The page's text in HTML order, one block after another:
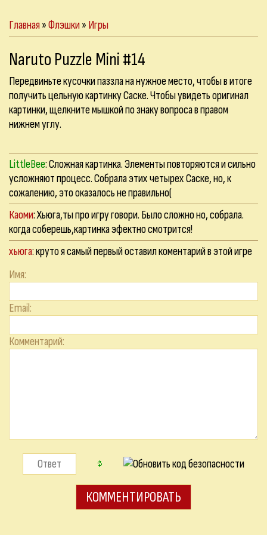
Главная»Флэшки» Игры
Naruto Puzzle Mini #14
Передвиньте кусочки паззла на нужное место, чтобы в итоге
получить цельную картинку Саске. Чтобы увидеть оригинал
картинки, щелкните мышкой по знаку вопроса в правом
нижнем углу.
LittleBee: Сложная картинка. Элементы повторяются и сильно
усложняют процесс. Собрала этих четырех Саске, но, к
сожалению, это оказалось не правильно(
Каоми: Хьюга,ты про игру говори. Было сложно но, собрала.
когда соберешь,картинка эфектно смотрится!
хьюга: круто я самый первый оставил коментарий в этой игре
Имя:
Email:
Комментарий: